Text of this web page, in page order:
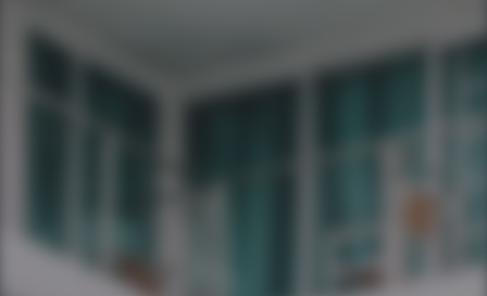
Qual seu cargo?